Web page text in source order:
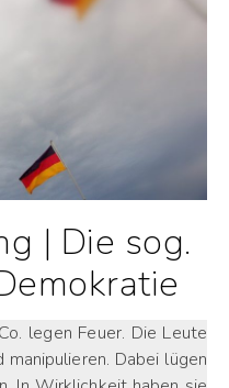
| Die sog.
Dabei lügen